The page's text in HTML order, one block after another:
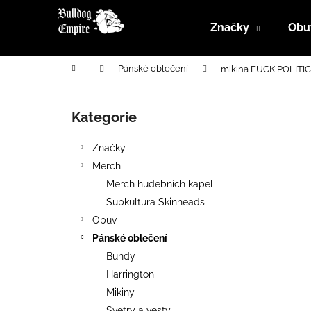
Značky
Domů Pánské oblečení mikina FUCK
Přeskočit
kategorie
Kategorie
Značky
Merch
Merch hudebních kapel
Subkultura Skinheads
Obuv
Pánské oblečení
Bundy
Harrington
Mikiny
í
Zpět
do
Zpět
do